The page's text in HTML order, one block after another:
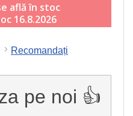
află în stoc
16.8.2026
Recomandați
pe noi 👍